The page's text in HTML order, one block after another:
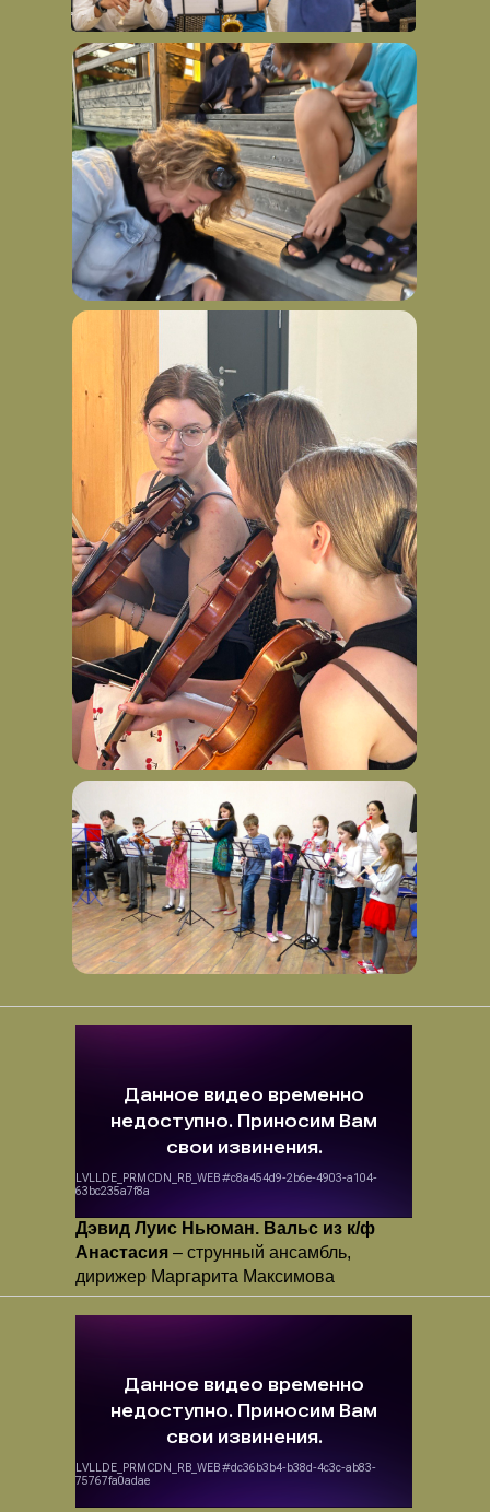
Дэвид Луис Ньюман. Вальс из к/ф
Анастасия – струнный ансамбль,
дирижер Маргарита Максимова